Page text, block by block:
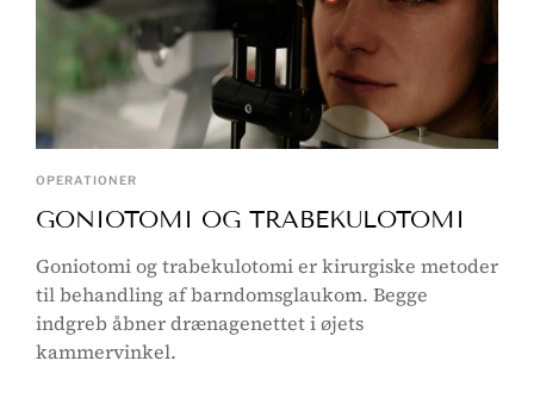
OPERATIONER
GONIOTOMI OG TRABEKULOTOMI
Goniotomi og trabekulotomi er kirurgiske metoder
til behandling af barndomsglaukom. Begge
indgreb åbner drænagenettet i øjets
kammervinkel.